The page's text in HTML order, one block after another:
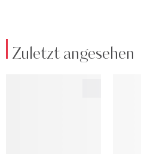
Zuletzt angesehen